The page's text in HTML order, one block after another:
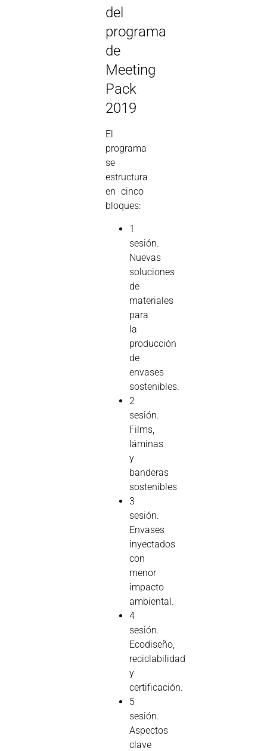
del
programa
de
Meeting
Pack
2019
El
programa
se
estructura
en cinco
bloques:
1
sesión.
Nuevas
soluciones
de
materiales
para
la
producción
de
envases
sostenibles.
2
sesión.
Films,
láminas
y
banderas
sostenibles
3
sesión.
Envases
inyectados
con
menor
impacto
ambiental.
4
sesión.
Ecodiseño,
reciclabilidad
y
certificación.
5
sesión.
Aspectos
clave